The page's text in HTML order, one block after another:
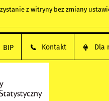
z witryny bez zmiany
BIP Kontakt Dla